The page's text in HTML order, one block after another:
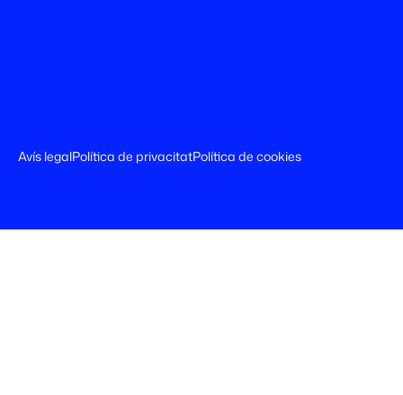
Avís legalPolítica de privacitatPolítica de cookies